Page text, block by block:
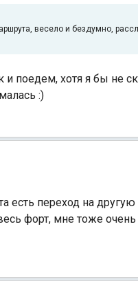
весело и бездумно,
поедем, хотя я бы не
:)
переход на другую
форт, мне тоже